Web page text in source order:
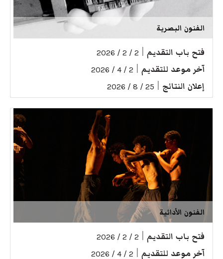
الفنون البصرية
فتح باب التقديم 2 / 2 / 2026
آخر موعد للتقديم 2 / 4 / 2026
إعلان النتائج 25 / 8 / 2026
الفنون الأدائية
فتح باب التقديم 2 / 2 / 2026
آخر موعد للتقديم 2 / 4 / 2026